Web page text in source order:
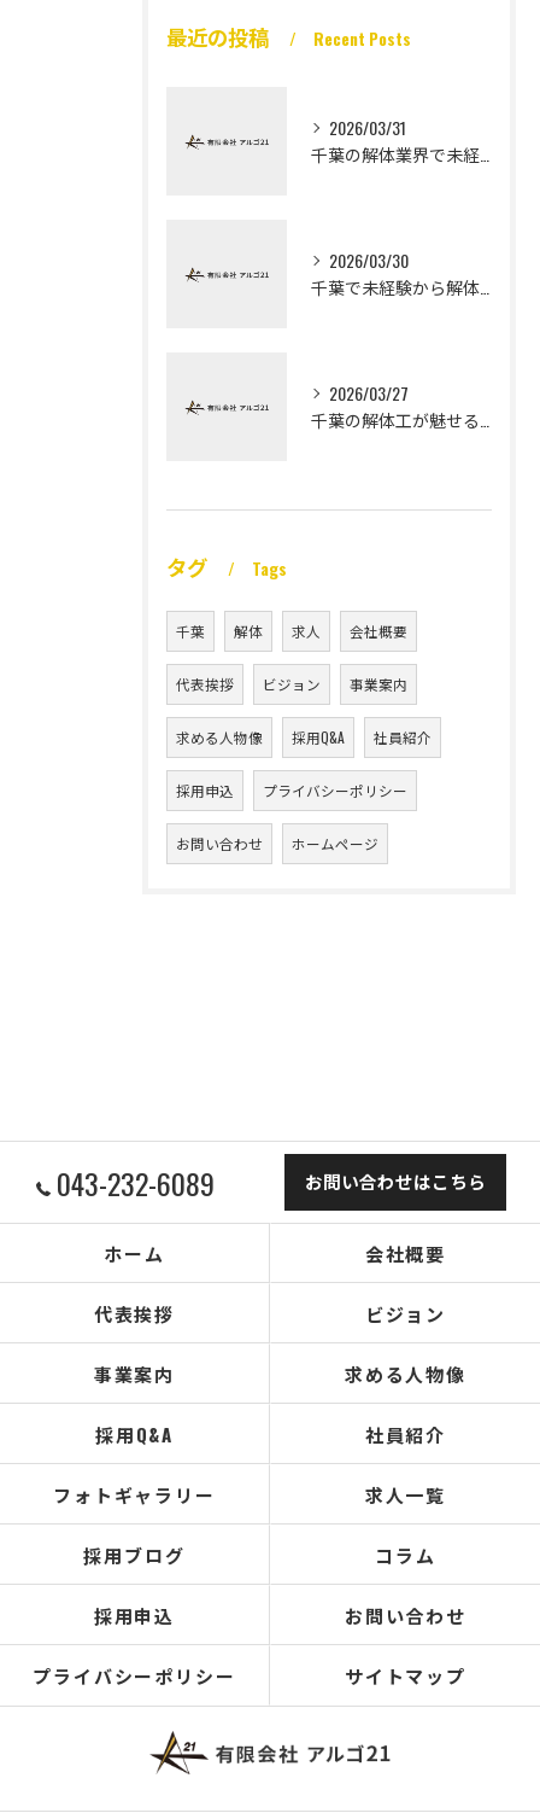
最近の投稿 Recent Posts
2026/03/31
2026/03/30
2026/03/27
タグ Tags
千葉 解体 求人 会社概要
代表挨拶 ビジョン 事業案内
求める人物像 採用Q&A 社員紹介
採用申込 プライバシーポリシー
お問い合わせ ホームページ
043-232-6089 お問い合わせはこちら
ホーム 会社概要
代表挨拶 ビジョン
事業案内 求める人物像
採用Q&A 社員紹介
フォトギャラリー 求人一覧
採用ブログ コラム
採用申込 お問い合わせ
プライバシーポリシー サイトマップ